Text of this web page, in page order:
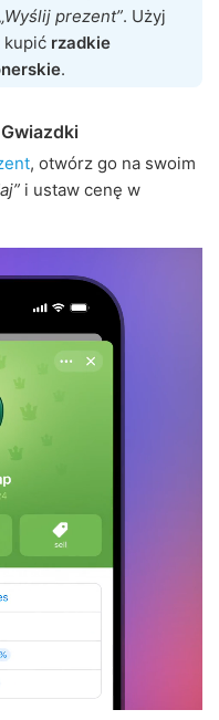
„Wyślij prezent”. Użyj
kupić rzadkie
.
, otwórz go na swoim
i ustaw cenę w